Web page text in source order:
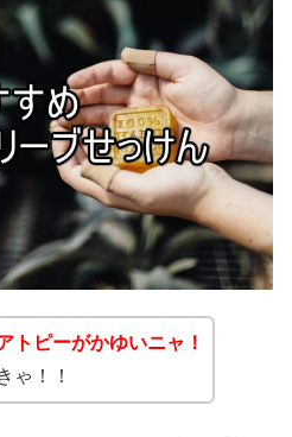
トピーがかゆいニャ！
ゃ！！